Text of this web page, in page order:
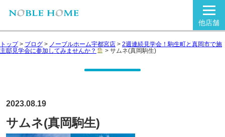
他店舗
トップ> ブログ > ノーブルホーム宇都宮店 > 2週連続見学会！駒生町と真岡市で施
主邸見学会に参加してみませんか？
> サムネ(真岡駒生)
2023.08.19
サムネ(真岡駒生)